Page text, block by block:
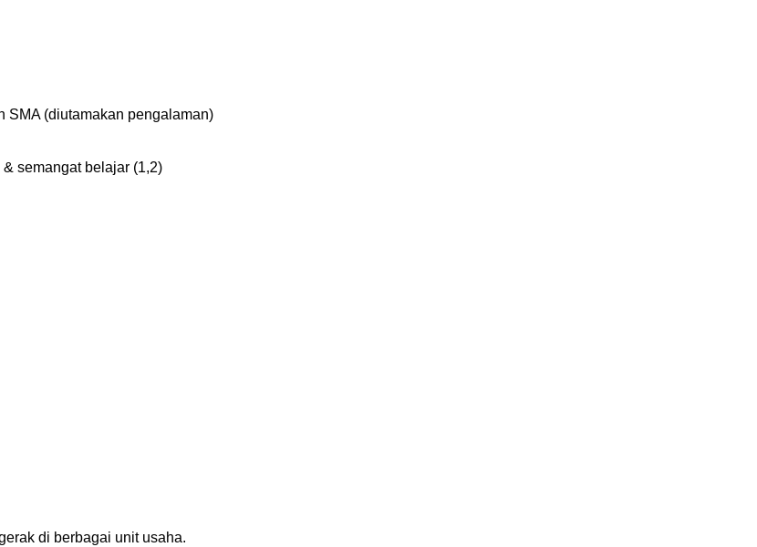
SMA (diutamakan pengalaman)
semangat belajar (1,2)
di berbagai unit usaha.